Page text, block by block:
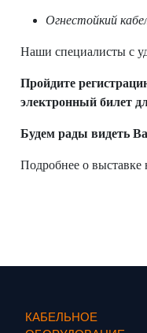
Огнестойкий
Наши специалисты с
Пройдите
электронный билет
Будем рады видеть
Подробнее о выставке
КАБЕЛЬНОЕ